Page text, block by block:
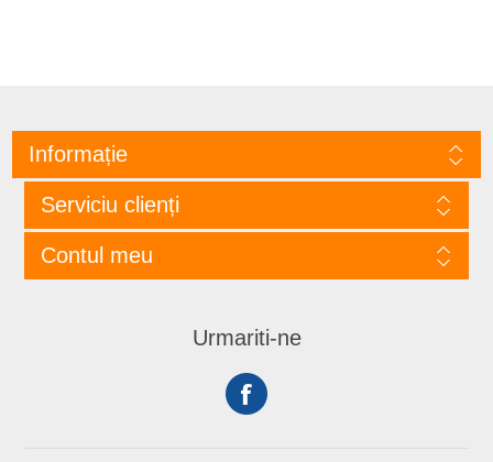
Informație
Serviciu clienți
Contul meu
Urmariti-ne